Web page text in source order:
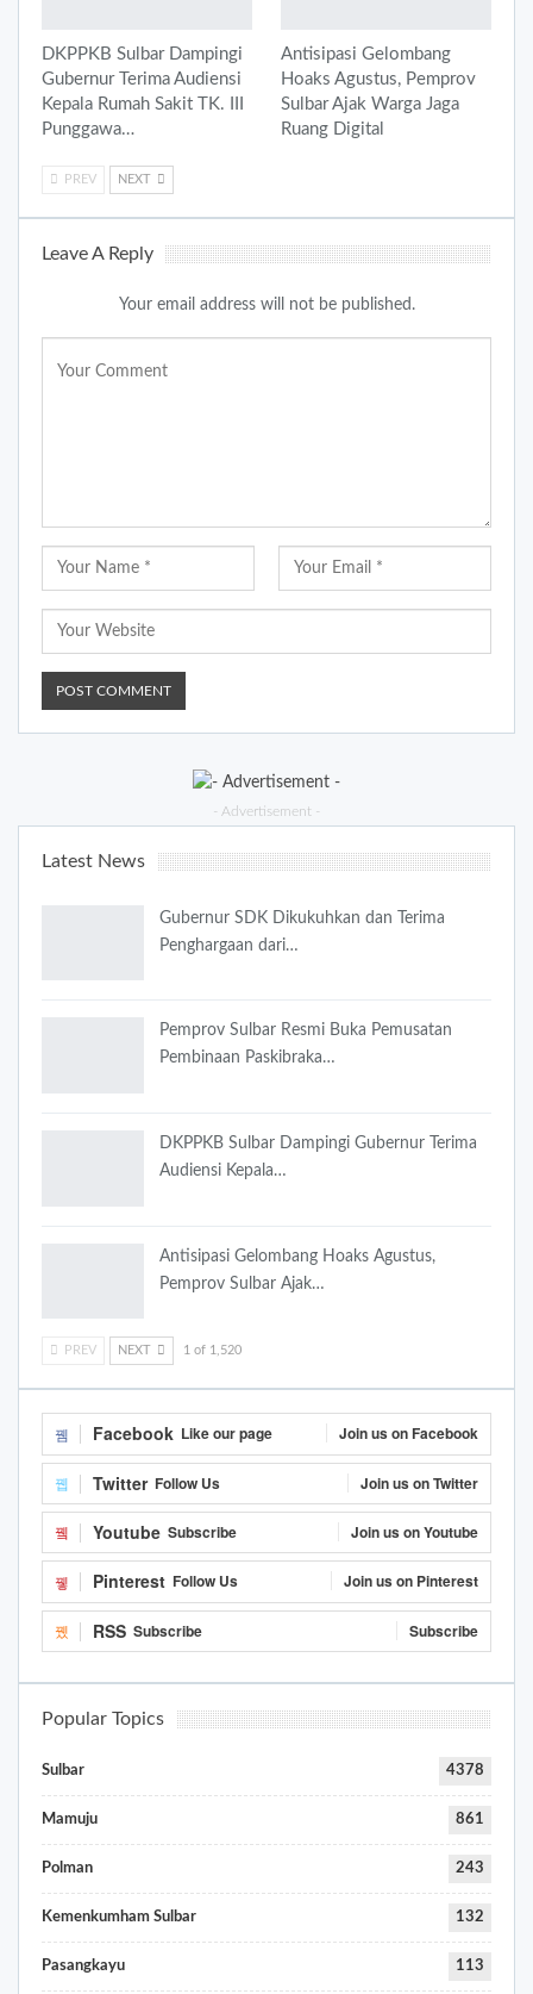
DKPPKB Sulbar Dampingi
Gubernur Terima Audiensi
Kepala Rumah Sakit TK. III
Punggawa…
Antisipasi Gelombang
Hoaks Agustus, Pemprov
Sulbar Ajak Warga Jaga
Ruang Digital
PREV NEXT
Leave A Reply
Your email address will not be published.
- Advertisement -
Latest News
Gubernur SDK Dikukuhkan dan Terima
Penghargaan dari…
Pemprov Sulbar Resmi Buka Pemusatan
Pembinaan Paskibraka…
DKPPKB Sulbar Dampingi Gubernur Terima
Audiensi Kepala…
Antisipasi Gelombang Hoaks Agustus,
Pemprov Sulbar Ajak…
PREV NEXT 1 of 1,520
Facebook Like our page Join us on Facebook
Twitter Follow Us Join us on Twitter
Youtube Subscribe Join us on Youtube
Pinterest Follow Us Join us on Pinterest
RSS Subscribe Subscribe
Popular Topics
Sulbar 4378
Mamuju 861
Polman 243
Kemenkumham Sulbar 132
Pasangkayu 113